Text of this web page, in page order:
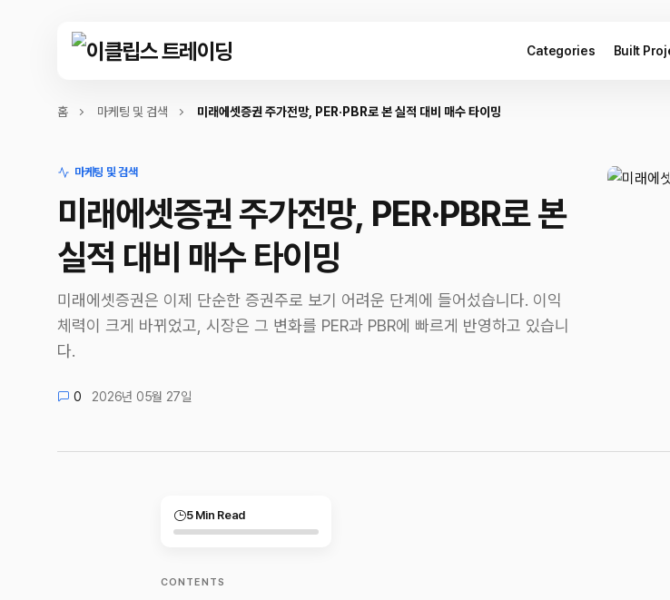
Categories Built
홈 마케팅 및 검색 미래에셋증권 주가전망, PER·PBR로 본 실적 대비 매수 타이밍
마케팅 및 검색
미래에셋증권 주가전망, PER·PBR로 본
실적 대비 매수 타이밍
미래에셋증권은 이제 단순한 증권주로 보기 어려운 단계에 들어섰습니다. 이익
체력이 크게 바뀌었고, 시장은 그 변화를 PER과 PBR에 빠르게 반영하고 있습니
다.
0 2026년 05월 27일
5 Min Read
CONTENTS